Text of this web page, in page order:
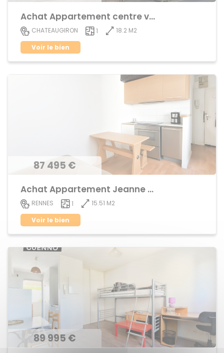
Achat Appartement centre ville
CHATEAUGIRON 1
18.2 M2
Voir le bien
87 495 €
Achat Appartement Jeanne d'Arc
RENNES 1
15.51 M2
Voir le bien
89 995 €